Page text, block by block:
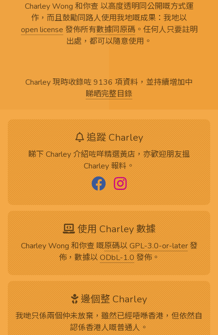
Charley Wong 和你查 以高度透明同公開嘅方式運
作，而且鼓勵同路人使用我地嘅成果：我地以
open license 發佈所有數據同原碼。任何人只要註明
出處，都可以隨意使用。
Charley 現時收錄咗 9136 項資料，並持續增加中
睇晒完整目錄
追蹤 Charley
睇下 Charley 介紹咗咩精選黃店，亦歡迎朋友搵
Charley 報料。
使用 Charley 數據
Charley Wong 和你查 嘅原碼以GPL-3.0-or-later發
佈，數據以ODbL-1.0發佈。
邊個整 Charley
我哋只係兩個仲未放棄，雖然已經唔喺香港，但依然自
認係香港人嘅普通人。